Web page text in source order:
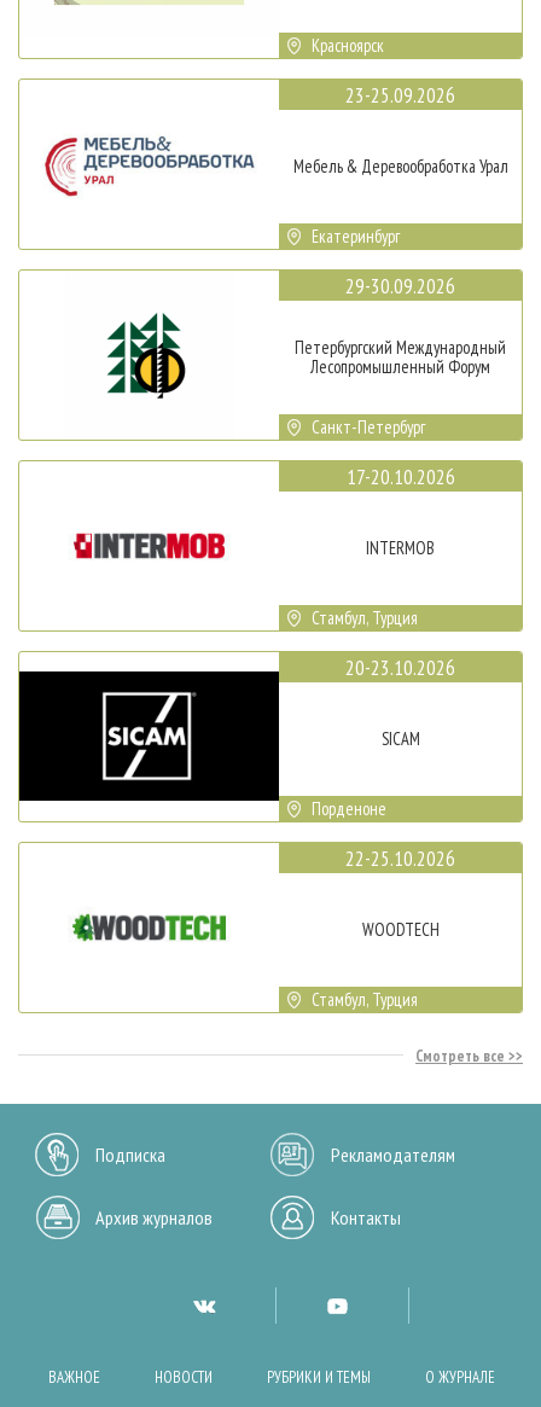
Красноярск
23-25.09.2026
Мебель & Деревообработка Урал
Екатеринбург
29-30.09.2026
Петербургский Международный
Лесопромышленный Форум
Санкт-Петербург
17-20.10.2026
INTERMOB
Стамбул, Турция
20-23.10.2026
SICAM
Порденоне
22-25.10.2026
WOODTECH
Стамбул, Турция
Смотреть все
Подписка Рекламодателям
Архив журналов Контакты
ВАЖНОЕ НОВОСТИ РУБРИКИ И ТЕМЫ О ЖУРНАЛЕ